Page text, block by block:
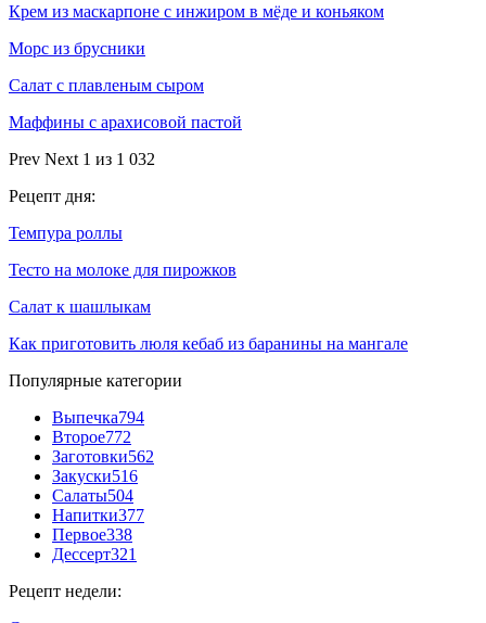
Крем из маскарпоне с инжиром в мёде и коньяком
Морс из брусники
Салат с плавленым сыром
Маффины с арахисовой пастой
Prev Next 1 из 1 032
Рецепт дня:
Темпура роллы
Тесто на молоке для пирожков
Салат к шашлыкам
Как приготовить люля кебаб из баранины на мангале
Популярные категории
Выпечка794
Второе772
Заготовки562
Закуски516
Салаты504
Напитки377
Первое338
Дессерт321
Рецепт недели: